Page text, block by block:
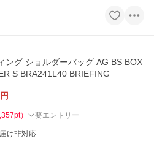
ング ショルダーバッグ AG BS BOX
S BRA241L40 BRIEFING
円
pt） 要エントリー
け非対応